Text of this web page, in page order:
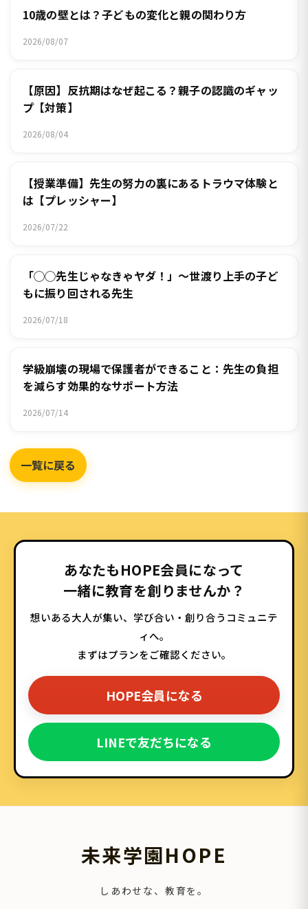
10歳の壁とは？子どもの変化と親の関わり方
2026/08/07
【原因】反抗期はなぜ起こる？親子の認識のギャッ
プ【対策】
2026/08/04
【授業準備】先生の努力の裏にあるトラウマ体験と
は【プレッシャー】
2026/07/22
「◯◯先生じゃなきゃヤダ！」～世渡り上手の子ど
もに振り回される先生
2026/07/18
学級崩壊の現場で保護者ができること：先生の負担
を減らす効果的なサポート方法
2026/07/14
一覧に戻る
あなたもHOPE会員になって
一緒に教育を創りませんか？
想いある大人が集い、学び合い・創り合うコミュニテ
ィへ。
まずはプランをご確認ください。
HOPE会員になる
LINEで友だちになる
未来学園HOPE
しあわせな、教育を。